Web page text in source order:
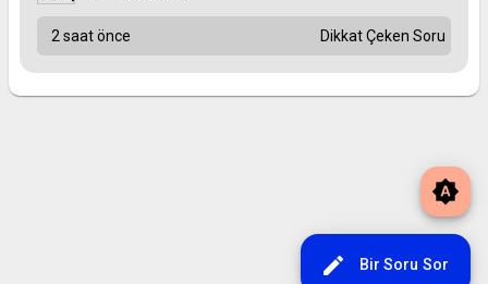
brightness_auto
edit Bir Soru Sor
2 saat önce Dikkat Çeken Soru